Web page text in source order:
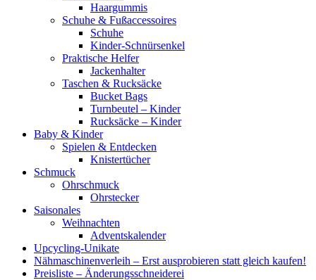
Haargummis
Schuhe & Fußaccessoires
Schuhe
Kinder-Schnürsenkel
Praktische Helfer
Jackenhalter
Taschen & Rucksäcke
Bucket Bags
Turnbeutel – Kinder
Rucksäcke – Kinder
Baby & Kinder
Spielen & Entdecken
Knistertücher
Schmuck
Ohrschmuck
Ohrstecker
Saisonales
Weihnachten
Adventskalender
Upcycling-Unikate
Nähmaschinenverleih – Erst ausprobieren statt gleich kaufen!
Preisliste – Änderungsschneiderei